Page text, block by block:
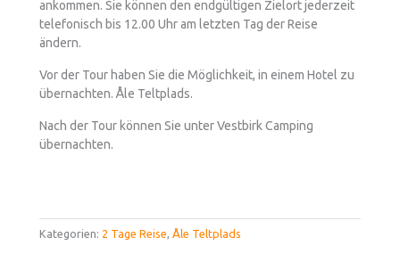
ankommen. Sie können den endgültigen Zielort jederzeit
telefonisch bis 12.00 Uhr am letzten Tag der Reise
ändern.
Vor der Tour haben Sie die Möglichkeit, in einem Hotel zu
übernachten. Åle Teltplads.
Nach der Tour können Sie unter Vestbirk Camping
übernachten.
Kategorien: 2 Tage Reise, Åle Teltplads